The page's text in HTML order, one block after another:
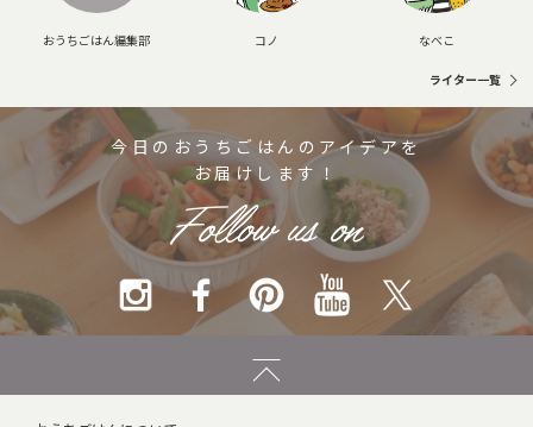
おうちごはん編集部 コノ なべこ
ライター一覧
今日のおうちごはんのアイデアを
お届けします！